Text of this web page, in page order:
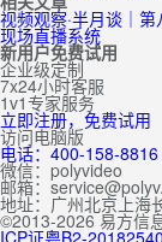
视频观察·半月谈｜第
现场直播系统
新用户免费试用
企业级定制
7x24小时客服
1v1专家服务
立即注册，免费试用
访问电脑版
电话：400-158-8816
微信：polyvideo
邮箱：
地址： 广州北京 上海
©2013-2026 易方信
ICP证粤B2-20182540